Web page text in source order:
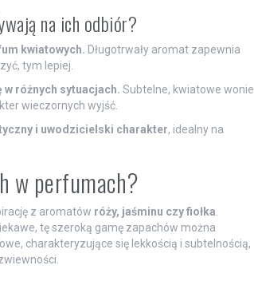
na ich odbiór?
kwiatowych. Długotrwały aromat zapewnia
tym lepiej.
w różnych sytuacjach. Subtelne, kwiatowe wonie
wieczornych wyjść.
i uwodzicielski charakter, idealny na
w perfumach?
z aromatów róży, jaśminu czy fiołka
tę szeroką gamę zapachów można
charakteryzujące się lekkością i subtelnością,